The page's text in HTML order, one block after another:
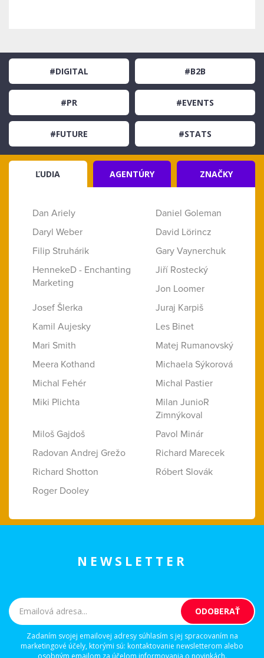
#DIGITAL #B2B
#PR #EVENTS
#FUTURE #STATS
ĽUDIA AGENTÚRY ZNAČKY
Dan Ariely
Daniel Goleman
Daryl Weber
David Lörincz
Filip Struhárik
Gary Vaynerchuk
HennekeD - Enchanting
Marketing
Jiří Rostecký
Jon Loomer
Josef Šlerka
Juraj Karpiš
Kamil Aujesky
Les Binet
Mari Smith
Matej Rumanovský
Meera Kothand
Michaela Sýkorová
Michal Fehér
Michal Pastier
Miki Plichta
Milan JunioR
Zimnýkoval
Miloš Gajdoš
Pavol Minár
Radovan Andrej Grežo
Richard Marecek
Richard Shotton
Róbert Slovák
Roger Dooley
NEWSLETTER
Zadaním svojej emailovej adresy súhlasím s jej spracovaním na
marketingové účely, ktorými sú: kontaktovanie newsletterom alebo
osobným emailom za účelom informovania o novinkách.